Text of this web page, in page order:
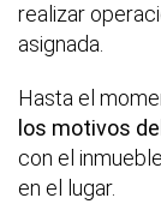
realizar
asignada.
Hasta el
los motivos
con el
en el lugar.